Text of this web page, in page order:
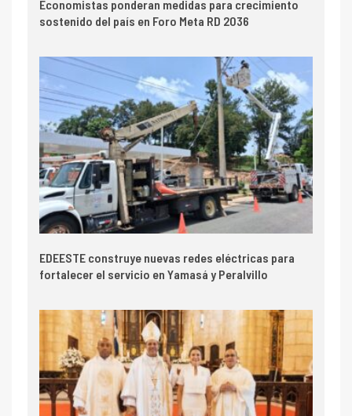
Economistas ponderan medidas para crecimiento
sostenido del país en Foro Meta RD 2036
EDEESTE construye nuevas redes eléctricas para
fortalecer el servicio en Yamasá y Peralvillo